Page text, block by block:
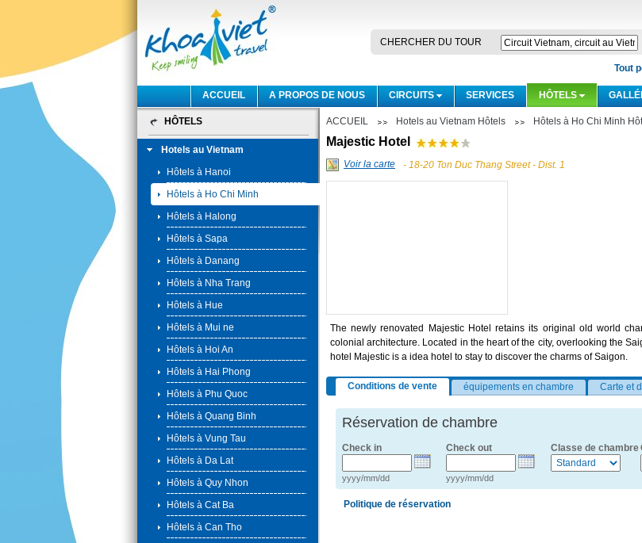
CHERCHER DU TOUR
Tout
HÔTELS
SERVICES
CIRCUITS
A PROPOS DE NOUS
ACCUEIL
HÔTELS
Hotels au Vietnam
Hôtels à Hanoi
Hôtels à Ho Chi Minh
Hôtels à Halong
Hôtels à Sapa
Hôtels à Danang
Hôtels à Nha Trang
Hôtels à Hue
Hôtels à Mui ne
Hôtels à Hoi An
Hôtels à Hai Phong
Hôtels à Phu Quoc
Hôtels à Quang Binh
Hôtels à Vung Tau
Hôtels à Da Lat
Hôtels à Quy Nhon
Hôtels à Cat Ba
Hôtels à Can Tho
ACCUEIL Hotels au Vietnam Hôtels Hôtels à Ho Chi Minh
Majestic Hotel
Voir la carte - 18-20 Ton Duc Thang Street - Dist. 1
The newly renovated Majestic Hotel retains its original old world
colonial architecture. Located in the heart of the city, overlooking the
hotel Majestic is a idea hotel to stay to discover the charms of Saigon.
Conditions de vente équipements en chambre Carte et
Réservation de chambre
Check in Check out Classe de chambre
yyyy/mm/dd yyyy/mm/dd
Politique de réservation